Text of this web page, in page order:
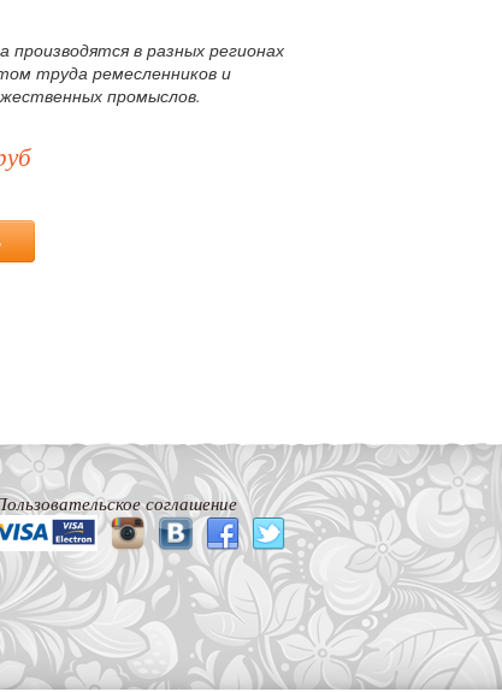
в разных регионах
труда ремесленников и
промыслов.
соглашение